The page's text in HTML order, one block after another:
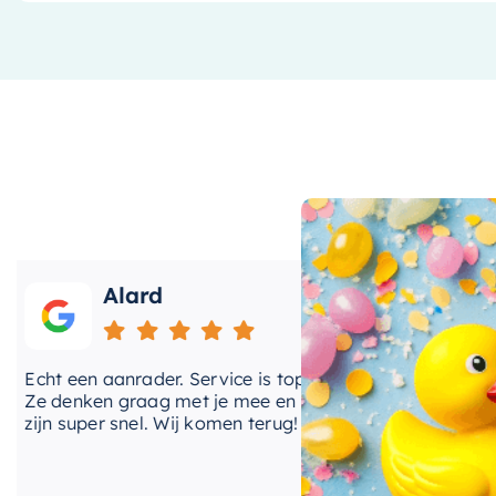
gaan. Het is ook eenvoudig te installeren en te
kwijt bent aan het schoonmaken en meer tijd kunt
prachtige nieuwe badkamer. Of u nu uw bestaande
inrichting plant, dit
wastafelbladis een uitstekende
Kies voor stijl, functionaliteit en duurzaamheid met
elegante en praktische toevoeging zijn aan uw
Alard
een aanrader. Service is top!
denken graag met je mee en
super snel. Wij komen terug!
Roos
Onlangs heb ik
kranen van
BadenVloer. Ik
prijzen
bood de
waren op korte